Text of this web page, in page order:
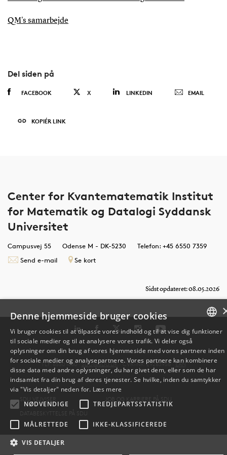
QM's samarbejde
Del siden på
FACEBOOK X LINKEDIN EMAIL
KOPIÉR LINK
Center for Kvantematematik Institut
for Matematik og Datalogi Syddansk
Universitet
Campusvej 55 Odense M - DK-5230
Telefon: +45 6550 7359
Send e-mail
Se kort
Sidst opdateret: 08.05.2026
TLF: 6550 1000 ·SDU@SDU.DK · CVR-NR: 29283958 ·EAN
SDU VEJVISER
JOB OG KARRIERE PÅ SDU
DATABESKYTTELSE PÅ SDU
ENGLISH
Denne hjemmeside bruger cookies
Vi bruger cookies til at tilpasse vores indhold og til at vise dig funktioner
til sociale medier og til at analysere vores trafik. Vi deler også
oplysninger om din brug af vores hjemmeside med vores partnere inden
for sociale medier og analysepartnere. Vores partnere kan kombinere
disse data med andre oplysninger, du har givet dem, eller som de har
indsamlet fra din brug af deres tjenester. Se hvilke, inden du samtykker
via "Vis detaljer" neden for. Læs mere
NØDVENDIGE
TREDJEPARTSSTATISTIK
MÅLRETTEDE IKKE-KLASSIFICEREDE
VIS DETALJER